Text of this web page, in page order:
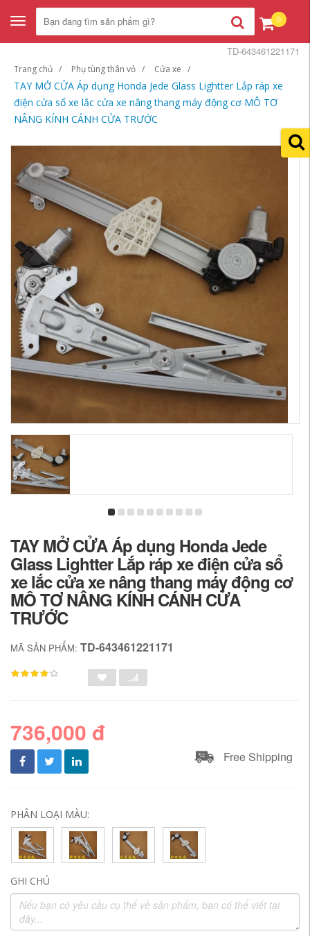
Toggle
navigation
0
Trang chủ Phụ tùng thân vỏ Cửa xe
TAY MỞ CỬA Áp dụng Honda Jede Glass Lightter Lắp ráp xe
điện cửa sổ xe lắc cửa xe nâng thang máy động cơ MÔ TƠ
NÂNG KÍNH CÁNH CỬA TRƯỚC
TD-643461221171
TAY MỞ CỬA Áp dụng Honda Jede
Glass Lightter Lắp ráp xe điện cửa sổ
xe lắc cửa xe nâng thang máy động cơ
MÔ TƠ NÂNG KÍNH CÁNH CỬA
TRƯỚC
MÃ SẢN PHẨM: TD-643461221171
736,000 đ
Free Shipping
PHÂN LOẠI MÀU:
GHI CHÚ